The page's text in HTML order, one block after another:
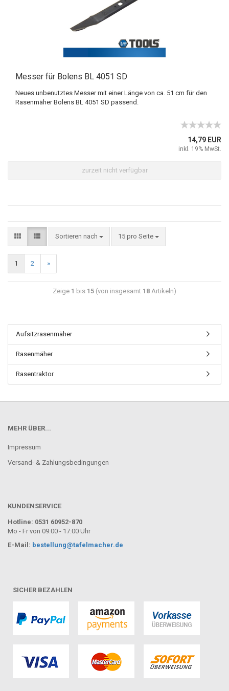
Messer für Bolens BL 4051 SD
Neues unbenutztes Messer mit einer Länge von ca. 51 cm für den
Rasenmäher Bolens BL 4051 SD passend.
14,79 EUR
inkl. 19% MwSt.
zurzeit nicht verfügbar
Sortieren nach 15 pro Seite
1 2 »
Zeige 1 bis 15 (von insgesamt 18 Artikeln)
Aufsitzrasenmäher
Rasenmäher
Rasentraktor
MEHR ÜBER...
Impressum
Versand- & Zahlungsbedingungen
KUNDENSERVICE
Hotline: 0531 60952-870
Mo - Fr von 09:00 - 17:00 Uhr
E-Mail: bestellung@tafelmacher.de
SICHER BEZAHLEN